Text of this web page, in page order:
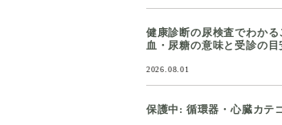
健康診断の尿検査でわか
血・尿糖の意味と受診の目
2026.08.01
保護中: 循環器・心臓カテ